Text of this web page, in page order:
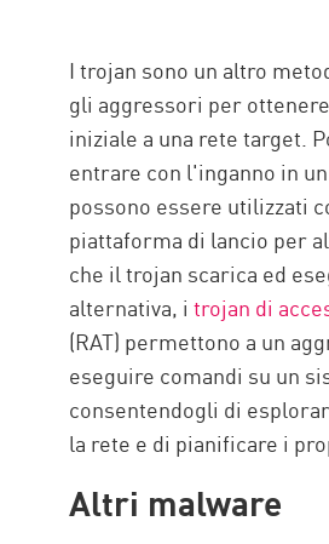
I trojan sono un altro
gli aggressori per
iniziale a una rete target.
entrare con l'inganno in
possono essere utilizzati
piattaforma di lancio per
che il trojan scarica ed
alternativa, itrojan di
(RAT) permettono a un
eseguire comandi su un
consentendogli di
la rete e di pianificare i
Altri malware